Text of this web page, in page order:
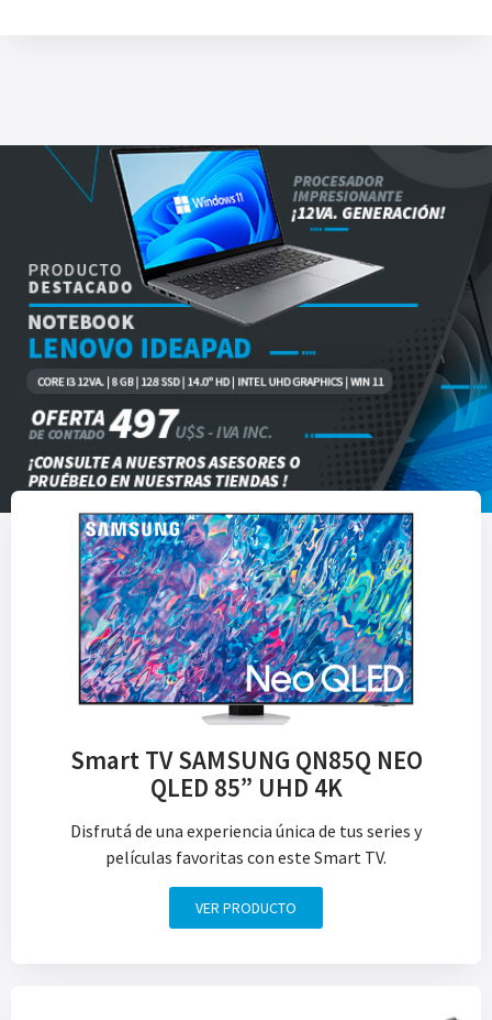
Smart TV SAMSUNG QN85Q NEO
QLED 85” UHD 4K
Disfrutá de una experiencia única de tus series y
películas favoritas con este Smart TV.
VER PRODUCTO